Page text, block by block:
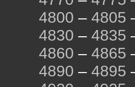
4800 – 4805
4830 – 4835
4860 – 4865
4890 – 4895